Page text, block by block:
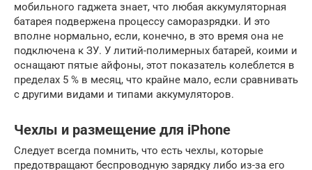
мобильного гаджета знает, что любая аккумуляторная
батарея подвержена процессу саморазрядки. И это
вполне нормально, если, конечно, в это время она не
подключена к ЗУ. У литий-полимерных батарей, коими и
оснащают пятые айфоны, этот показатель колеблется в
пределах 5 % в месяц, что крайне мало, если сравнивать
с другими видами и типами аккумуляторов.
Чехлы и размещение для iPhone
Следует всегда помнить, что есть чехлы, которые
предотвращают беспроводную зарядку либо из-за его